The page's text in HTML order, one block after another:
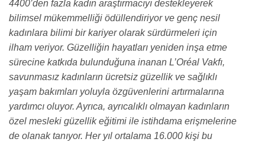
4400’den fazla kadın araştırmacıyı destekleyerek
bilimsel mükemmelliği ödüllendiriyor ve genç nesil
kadınlara bilimi bir kariyer olarak sürdürmeleri için
ilham veriyor. Güzelliğin hayatları yeniden inşa etme
sürecine katkıda bulunduğuna inanan L’Oréal Vakfı,
savunmasız kadınların ücretsiz güzellik ve sağlıklı
yaşam bakımları yoluyla özgüvenlerini artırmalarına
yardımcı oluyor. Ayrıca, ayrıcalıklı olmayan kadınların
özel mesleki güzellik eğitimi ile istihdama erişmelerine
de olanak tanıyor. Her yıl ortalama 16.000 kişi bu